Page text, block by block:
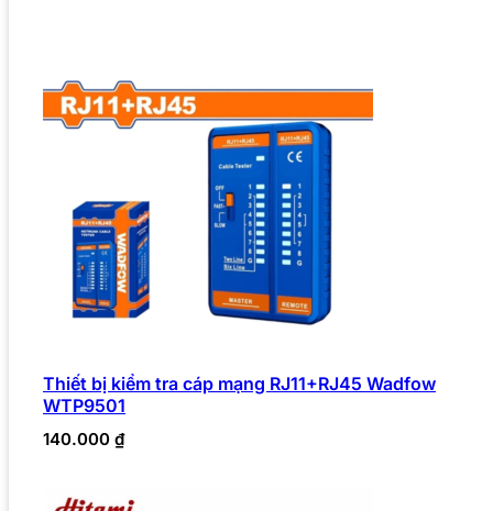
Thiết bị kiểm tra cáp mạng RJ11+RJ45 Wadfow
WTP9501
140.000 ₫